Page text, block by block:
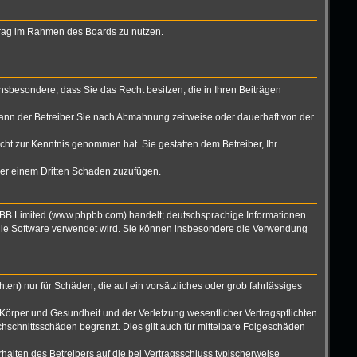
im Rahmen des Boards zu nutzen.
dass Sie das Recht besitzen, die in Ihren Beiträgen
der Betreiber Sie nach Abmahnung zeitweise oder dauerhaft von der
zur Kenntnis genommen hat. Sie gestatten dem Betreiber, Ihr
einem Dritten Schaden zuzufügen.
Limited (www.phpbb.com) handelt; deutschsprachige Informationen
Software verwendet wird. Sie können insbesondere die Verwendung
nur für Schäden, die auf ein vorsätzliches oder grob fahrlässiges
und Gesundheit und der Verletzung wesentlicher Vertragspflichten
begrenzt. Dies gilt auch für mittelbare Folgeschäden
des Betreibers auf die bei Vertragsschluss typischerweise